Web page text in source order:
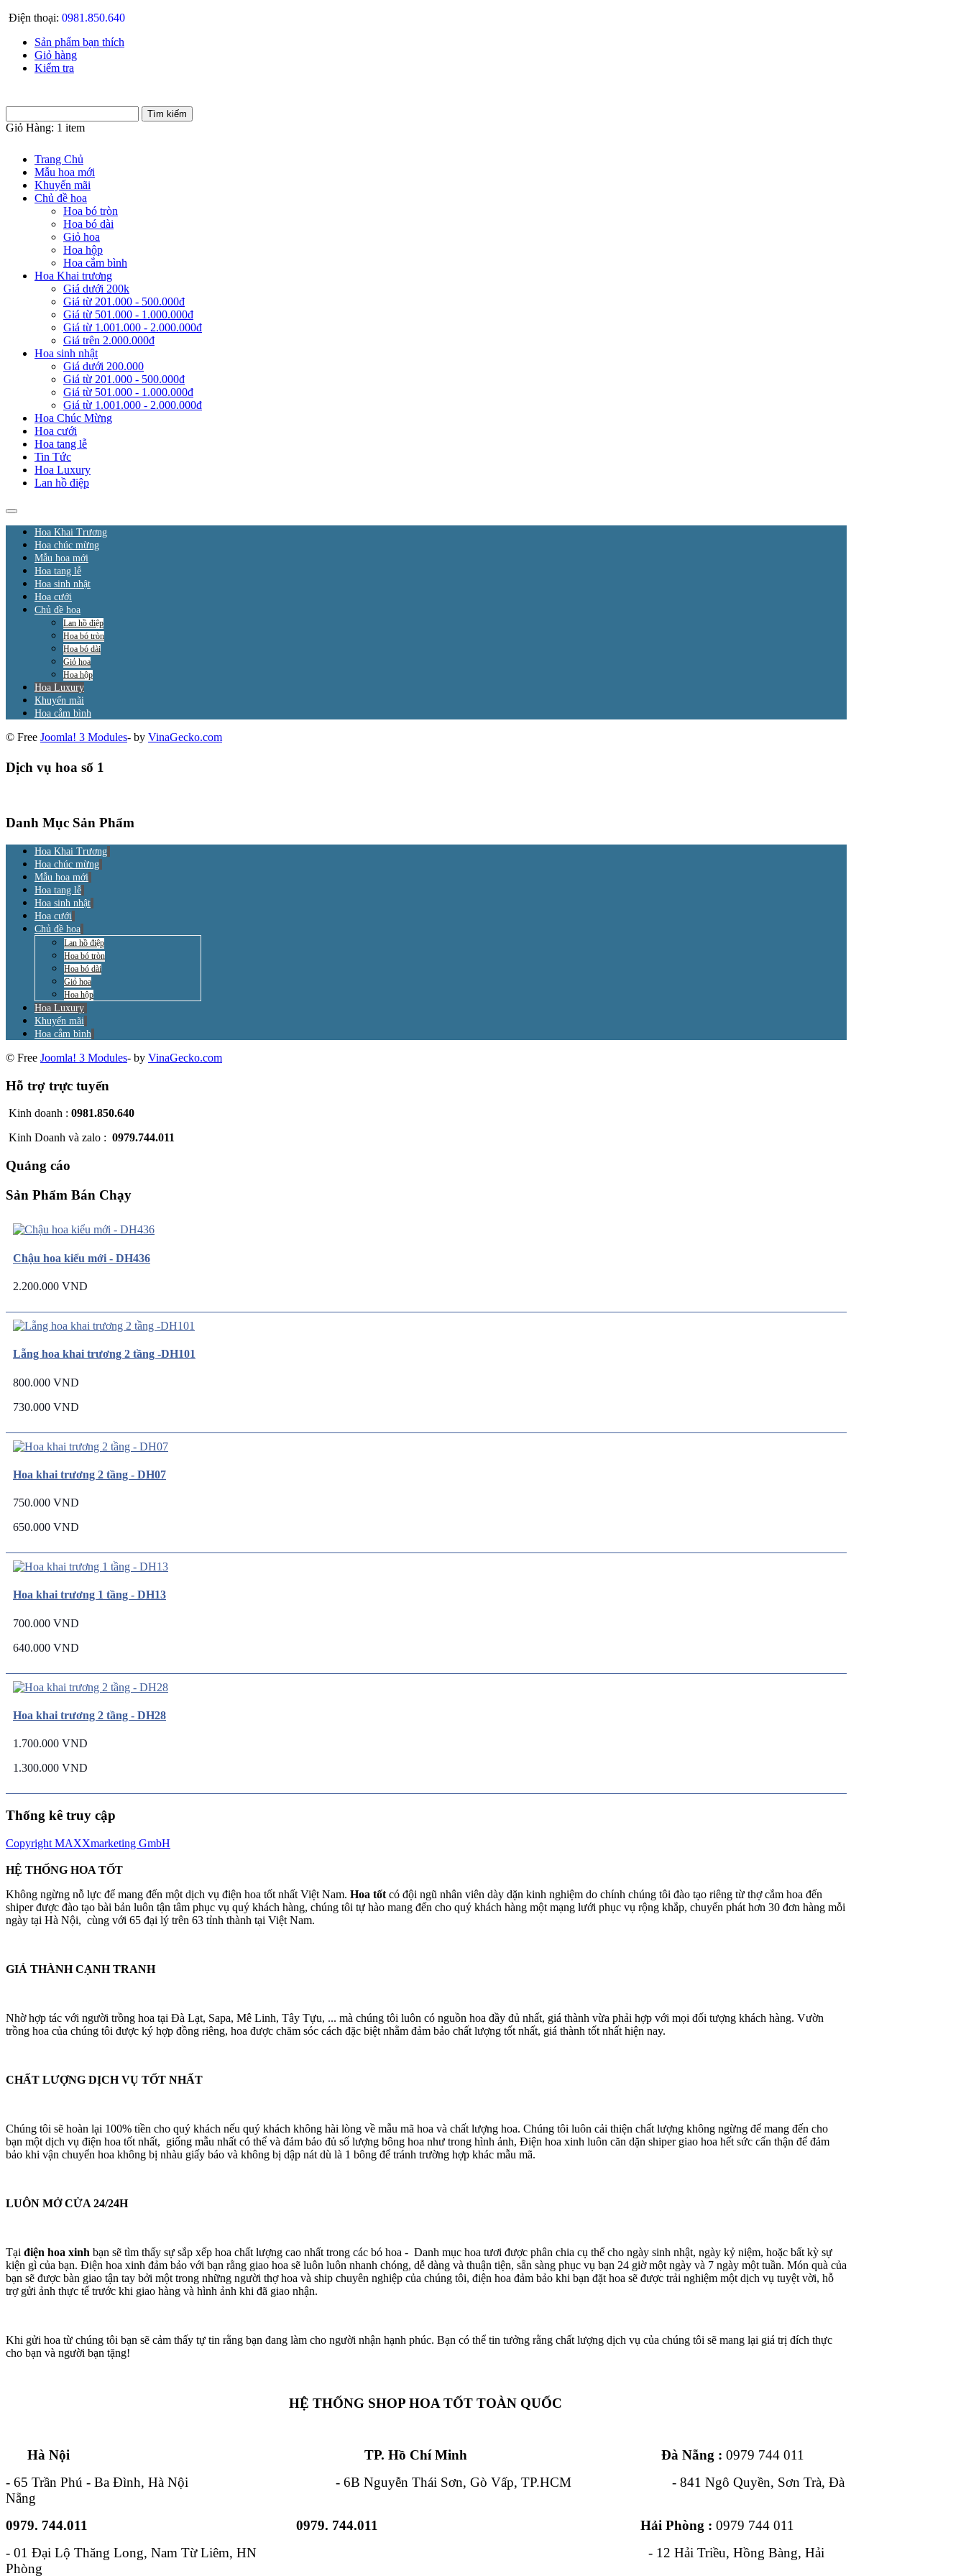
Điện thoại: 0981.850.640
Sản phẩm bạn thích
Giỏ hàng
Kiểm tra
Giỏ Hàng: 1 item
Trang Chủ
Mẫu hoa mới
Khuyến mãi
Chủ đề hoa
Hoa bó tròn
Hoa bó dài
Giỏ hoa
Hoa hộp
Hoa cắm bình
Hoa Khai trương
Giá dưới 200k
Giá từ 201.000 - 500.000đ
Giá từ 501.000 - 1.000.000đ
Giá từ 1.001.000 - 2.000.000đ
Giá trên 2.000.000đ
Hoa sinh nhật
Giá dưới 200.000
Giá từ 201.000 - 500.000đ
Giá từ 501.000 - 1.000.000đ
Giá từ 1.001.000 - 2.000.000đ
Hoa Chúc Mừng
Hoa cưới
Hoa tang lễ
Tin Tức
Hoa Luxury
Lan hồ điệp
Hoa Khai Trương
Hoa chúc mừng
Mẫu hoa mới
Hoa tang lễ
Hoa sinh nhật
Hoa cưới
Chủ đề hoa
Lan hồ điệp
Hoa bó tròn
Hoa bó dài
Giỏ hoa
Hoa hộp
Hoa Luxury
Khuyến mãi
Hoa cắm bình
© Free Joomla! 3 Modules- by VinaGecko.com
Dịch vụ hoa số 1
Danh Mục Sản Phẩm
Hoa Khai Trương
Hoa chúc mừng
Mẫu hoa mới
Hoa tang lễ
Hoa sinh nhật
Hoa cưới
Chủ đề hoa
Lan hồ điệp
Hoa bó tròn
Hoa bó dài
Giỏ hoa
Hoa hộp
Hoa Luxury
Khuyến mãi
Hoa cắm bình
© Free Joomla! 3 Modules- by VinaGecko.com
Hỗ trợ trực tuyến
Kinh doanh : 0981.850.640
Kinh Doanh và zalo : 0979.744.011
Quảng cáo
Sản Phẩm Bán Chạy
Chậu hoa kiểu mới - DH436
2.200.000 VND
Lẵng hoa khai trương 2 tầng -DH101
800.000 VND
730.000 VND
Hoa khai trương 2 tầng - DH07
750.000 VND
650.000 VND
Hoa khai trương 1 tầng - DH13
700.000 VND
640.000 VND
Hoa khai trương 2 tầng - DH28
1.700.000 VND
1.300.000 VND
Thống kê truy cập
Copyright MAXXmarketing GmbH
HỆ THỐNG HOA TỐT
Không ngừng nỗ lực để mang đến một dịch vụ điện hoa tốt nhất Việt Nam. Hoa tốt có đội ngũ nhân viên dày dặn kinh nghiệm do chính chúng tôi đào tạo riêng từ thợ cắm hoa đến
shiper được đào tạo bài bản luôn tận tâm phục vụ quý khách hàng, chúng tôi tự hào mang đến cho quý khách hàng một mạng lưới phục vụ rộng khắp, chuyển phát hơn 30 đơn hàng mỗi
ngày tại Hà Nội, cùng với 65 đại lý trên 63 tỉnh thành tại Việt Nam.
GIÁ THÀNH CẠNH TRANH
Nhờ hợp tác với người trồng hoa tại Đà Lạt, Sapa, Mê Linh, Tây Tựu, ... mà chúng tôi luôn có nguồn hoa đầy đủ nhất, giá thành vừa phải hợp với mọi đối tượng khách hàng. Vườn
trồng hoa của chúng tôi được ký hợp đồng riêng, hoa được chăm sóc cách đặc biệt nhằm đảm bảo chất lượng tốt nhất, giá thành tốt nhất hiện nay.
CHẤT LƯỢNG DỊCH VỤ TỐT NHẤT
Chúng tôi sẽ hoàn lại 100% tiền cho quý khách nếu quý khách không hài lòng về mẫu mã hoa và chất lượng hoa. Chúng tôi luôn cải thiện chất lượng không ngừng để mang đến cho
bạn một dịch vụ điện hoa tốt nhất, giống mẫu nhất có thể và đảm bảo đủ số lượng bông hoa như trong hình ảnh, Điện hoa xinh luôn căn dặn shiper giao hoa hết sức cẩn thận để đảm
bảo khi vận chuyển hoa không bị nhàu giấy báo và không bị dập nát dù là 1 bông để tránh trường hợp khác mẫu mã.
LUÔN MỞ CỬA 24/24H
Tại điện hoa xinh bạn sẽ tìm thấy sự sắp xếp hoa chất lượng cao nhất trong các bó hoa - Danh mục hoa tươi được phân chia cụ thể cho ngày sinh nhật, ngày kỷ niệm, hoặc bất kỳ sự
kiện gì của bạn. Điện hoa xinh đảm bảo với bạn rằng giao hoa sẽ luôn luôn nhanh chóng, dễ dàng và thuận tiện, sẵn sàng phục vụ bạn 24 giờ một ngày và 7 ngày một tuần. Món quà của
bạn sẽ được bàn giao tận tay bởi một trong những người thợ hoa và ship chuyên nghiệp của chúng tôi, điện hoa đảm bảo khi bạn đặt hoa sẽ được trải nghiệm một dịch vụ tuyệt vời, hỗ
trợ gửi ảnh thực tế trước khi giao hàng và hình ảnh khi đã giao nhận.
Khi gửi hoa từ chúng tôi bạn sẽ cảm thấy tự tin rằng bạn đang làm cho người nhận hạnh phúc. Bạn có thể tin tưởng rằng chất lượng dịch vụ của chúng tôi sẽ mang lại giá trị đích thực
cho bạn và người bạn tặng!
HỆ THỐNG SHOP HOA TỐT TOÀN QUỐC
Hà Nội TP. Hồ Chí Minh Đà Nẵng : 0979 744 011
- 65 Trần Phú - Ba Đình, Hà Nội - 6B Nguyễn Thái Sơn, Gò Vấp, TP.HCM - 841 Ngô Quyền, Sơn Trà, Đà
Nẵng
0979. 744.011
0979. 744.011 Hải Phòng : 0979 744 011
- 01 Đại Lộ Thăng Long, Nam Từ Liêm, HN - 12 Hải Triều, Hồng Bàng, Hải
Phòng